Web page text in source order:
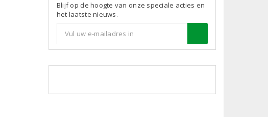
Blijf op de hoogte van onze speciale acties en
het laatste nieuws.